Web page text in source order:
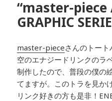
“master-piece
GRAPHIC
master-pieceさんのトー
空のエナジードリンクのラ
制作したので、普段の僕の
てますが。このトラを見か
リンク好きの方も是非！